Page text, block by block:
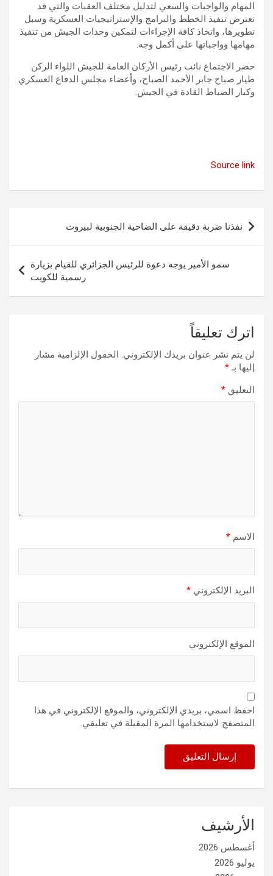
المهام والواجبات والسعي لتذليل مختلف العقبات والتي قد
تعترض تنفيذ الخطط والبرامج والإستراتيجيات العسكرية وسبل
تطويرها، واتخاذ كافة الإجراءات لتمكين وحدات الجيش من تنفيذ
مهامها وواجباتها على أكمل وجه.
حضر الاجتماع نائب رئيس الأركان العامة للجيش اللواء الركن
طيار صباح جابر الأحمد الصباح، وأعضاء مجلس الدفاع العسكري
وكبار الضباط القادة في الجيش.
Source link
تصفّح
المقالات
نفذنا ضربة دقيقة على الضاحية الجنوبية لبيروت
سمو الأمير يوجه دعوة للرئيس الجزائري للقيام بزيارة
رسمية للكويت
اترك تعليقاً
لن يتم نشر عنوان بريدك الإلكتروني. الحقول الإلزامية مشار
إليها بـ*
التعليق *
الاسم *
البريد الإلكتروني *
الموقع الإلكتروني
احفظ اسمي، بريدي الإلكتروني، والموقع الإلكتروني في هذا
المتصفح لاستخدامها المرة المقبلة في تعليقي.
الأرشيف
أغسطس 2026
يوليو 2026